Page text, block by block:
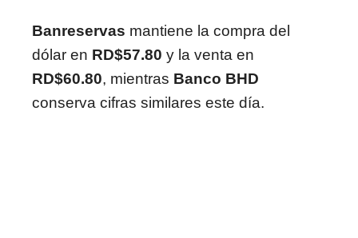
Banreservas mantiene la compra del
dólar en RD$57.80 y la venta en
RD$60.80, mientras Banco BHD
conserva cifras similares este día.